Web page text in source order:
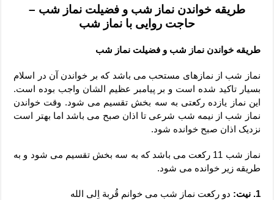
طریقه خواندن نماز شب و فضیلت نماز شب –
حاجت روایی با نماز شب
طریقه خواندن نماز شب و فضیلت نماز شب
نماز شب از نمازهای مستحب می باشد که بر خواندن آن در اسلام
بسیار تاکید شده است و بر پیامبر عظیم الشان واجب بوده است.
این نماز یازده رکعتی به سه بخش تقسیم می شود. وقت خواندن
نماز شب از نیمه شب شرعی تا اذان صبح می باشد اما بهتر است
نزدیک اذان صبح خوانده شود.
نماز شب 11 رکعت می باشد که به سه بخش تقسیم می شود و به
طریقه زیر خوانده می شود.
1. نیت: دو رکعت نماز شب می خوانم قُربة اِلی الله